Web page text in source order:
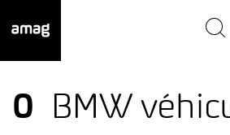
0
BMW